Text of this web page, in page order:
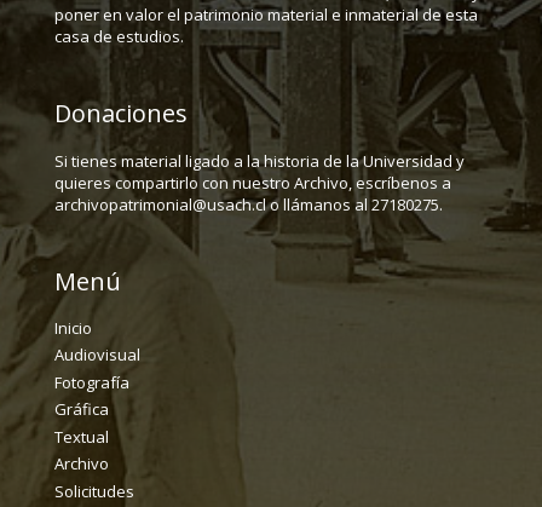
poner en valor el patrimonio material e inmaterial de esta
casa de estudios.
Donaciones
Si tienes material ligado a la historia de la Universidad y
quieres compartirlo con nuestro Archivo, escríbenos a
archivopatrimonial@usach.cl o llámanos al 27180275.
Menú
Inicio
Audiovisual
Fotografía
Gráfica
Textual
Archivo
Solicitudes